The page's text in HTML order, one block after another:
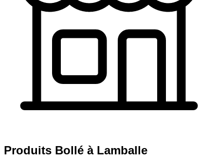
Produits Bollé à Lamballe